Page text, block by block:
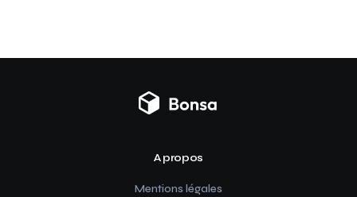
A propos
Mentions légales